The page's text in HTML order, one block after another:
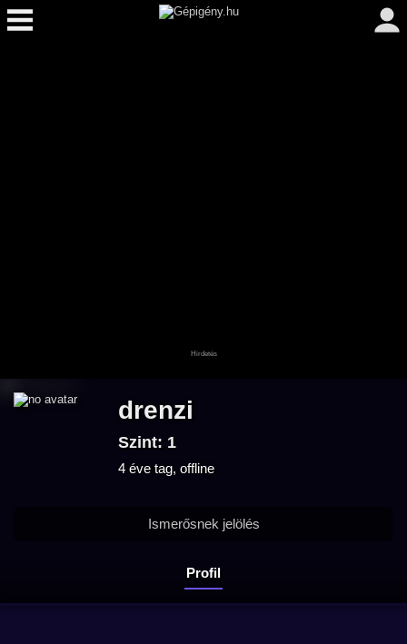
drenzi
Szint: 1
4 éve tag, offline
Profil
Ismerősnek jelölés